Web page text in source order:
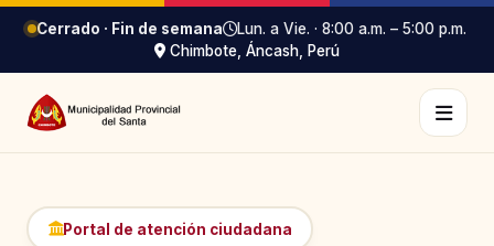
Cerrado · Fin de semana
Lun. a Vie. · 8:00 a.m. – 5:00 p.m.
Chimbote, Áncash, Perú
Portal de atención ciudadana